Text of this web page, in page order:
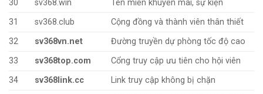
30 sv368.win
Tên miền khuyến mãi, sự kiện
31
sv368.club
Cộng đồng và thành viên thân thiết
32
sv368vn.net
Đường truyền dự phòng tốc độ cao
33
sv368top.com
Cổng truy cập ưu tiên cho hội viên
34
sv368link.cc Link truy cập không bị chặn